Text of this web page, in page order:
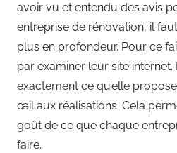
avoir vu et entendu des avis
entreprise de rénovation, il
plus en profondeur. Pour ce
par examiner leur site
exactement ce qu’elle
œil aux réalisations. Cela
goût de ce que chaque
faire.